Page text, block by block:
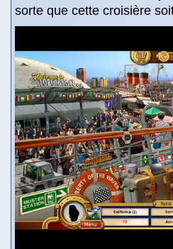
sorte que cette croisière